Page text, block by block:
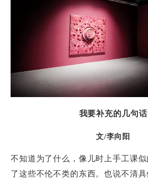
我要补充的几句话
文/李向阳
不知道为了什么，像儿时上手工课
了这些不伦不类的东西。也说不清